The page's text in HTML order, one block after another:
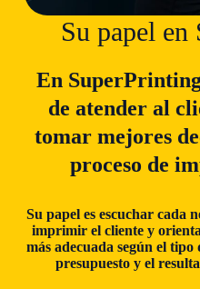
Su papel
En
de atender al
tomar mejores
proceso de
Su papel es escuchar cada
imprimir el cliente y
más adecuada según el
presupuesto y el